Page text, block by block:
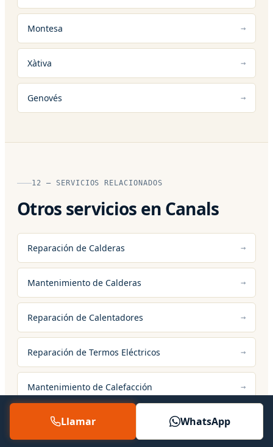
Montesa
Xàtiva
Genovés
12 — SERVICIOS RELACIONADOS
Otros servicios en Canals
Reparación de Calderas
Mantenimiento de Calderas
Reparación de Calentadores
Reparación de Termos Eléctricos
Mantenimiento de Calefacción
Llamar WhatsApp